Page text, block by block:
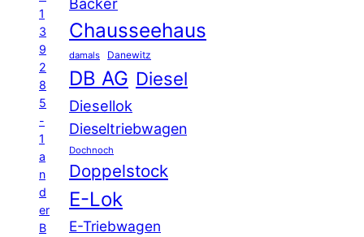
1
3
9
2
8
5
-
1
a
n
d
er
B
Chausseehaus
damals Danewitz
DB AG Diesel
Diesellok
Dieseltriebwagen
Dochnoch
Doppelstock
E-Lok
E-Triebwagen